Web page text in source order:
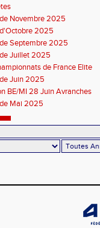
Novembre 2025
2025
Septembre 2025
Juillet 2025
de France Elite
Juin 2025
BE/MI 28 Juin Avranches
Mai 2025